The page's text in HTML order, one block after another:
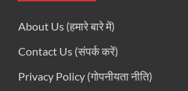
About Us (हमारे बारे में)
Contact Us (संपर्क करें)
Privacy Policy (गोपनीयता नीति)